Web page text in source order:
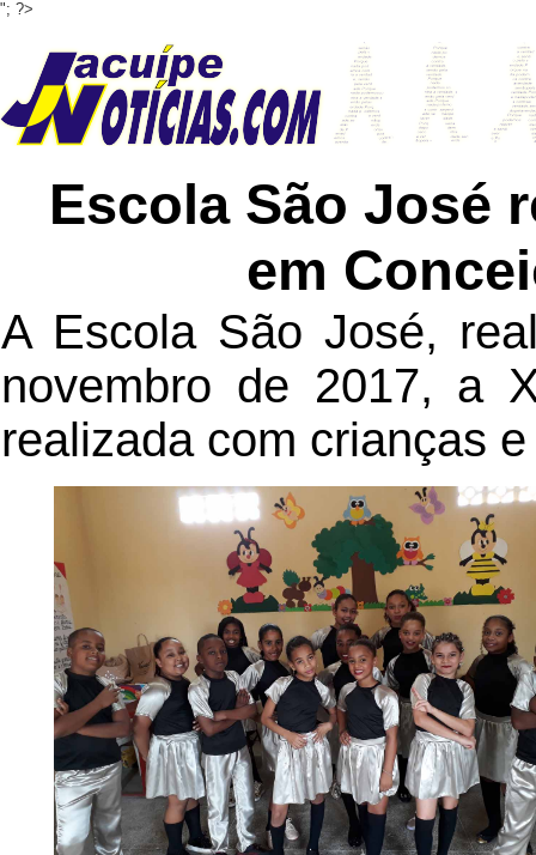
"; ?>
Escola São José
em
A Escola São José,
novembro de 2017, a
realizada com crianças